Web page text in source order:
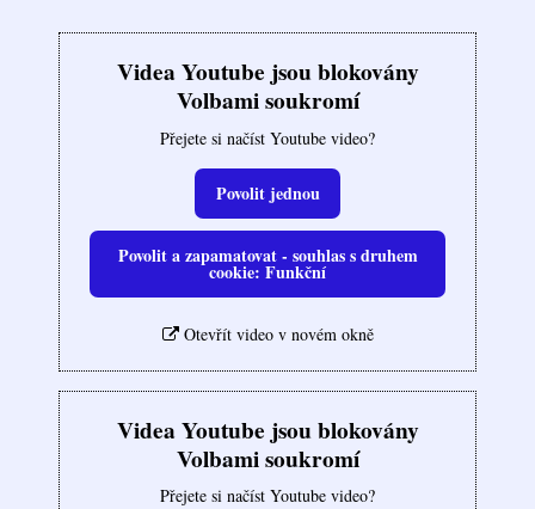
Videa Youtube jsou blokovány
Volbami soukromí
Přejete si načíst Youtube video?
Povolit jednou
Povolit a zapamatovat - souhlas s druhem
cookie: Funkční
Otevřít video v novém okně
Videa Youtube jsou blokovány
Volbami soukromí
Přejete si načíst Youtube video?